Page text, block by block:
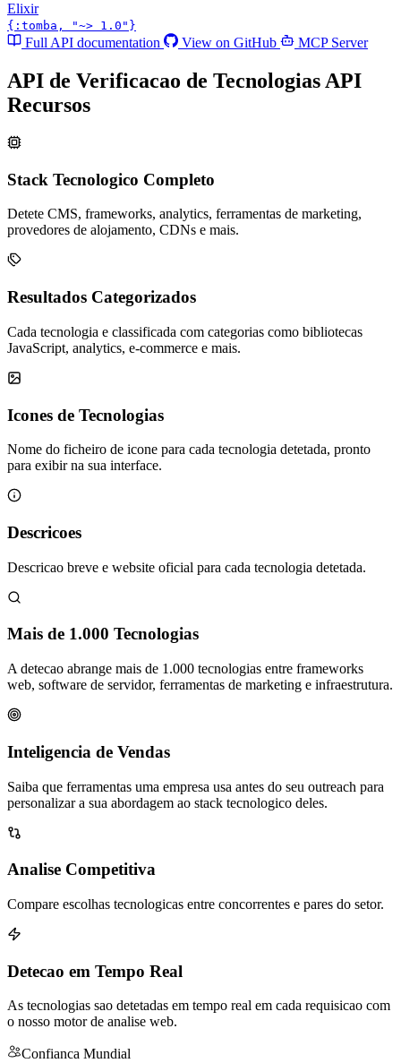
Elixir
{:tomba, "~> 1.0"}
Full API documentation View on GitHub MCP Server
API de Verificacao de Tecnologias API
Recursos
Stack Tecnologico Completo
Detete CMS, frameworks, analytics, ferramentas de marketing,
provedores de alojamento, CDNs e mais.
Resultados Categorizados
Cada tecnologia e classificada com categorias como bibliotecas
JavaScript, analytics, e-commerce e mais.
Icones de Tecnologias
Nome do ficheiro de icone para cada tecnologia detetada, pronto
para exibir na sua interface.
Descricoes
Descricao breve e website oficial para cada tecnologia detetada.
Mais de 1.000 Tecnologias
A detecao abrange mais de 1.000 tecnologias entre frameworks
web, software de servidor, ferramentas de marketing e infraestrutura.
Inteligencia de Vendas
Saiba que ferramentas uma empresa usa antes do seu outreach para
personalizar a sua abordagem ao stack tecnologico deles.
Analise Competitiva
Compare escolhas tecnologicas entre concorrentes e pares do setor.
Detecao em Tempo Real
As tecnologias sao detetadas em tempo real em cada requisicao com
o nosso motor de analise web.
Confianca Mundial